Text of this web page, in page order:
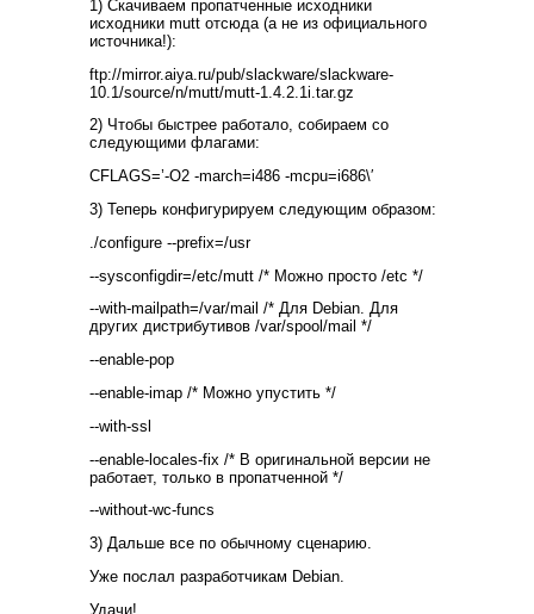
1) Скачиваем пропатченные исходники
исходники mutt отсюда (а не из официального
источника!):
ftp://mirror.aiya.ru/pub/slackware/slackware-
10.1/source/n/mutt/mutt-1.4.2.1i.tar.gz
2) Чтобы быстрее работало, собираем со
следующими флагами:
CFLAGS=’-O2 -march=i486 -mcpu=i686\′
3) Теперь конфигурируем следующим образом:
./configure --prefix=/usr
--sysconfigdir=/etc/mutt /* Можно просто /etc */
--with-mailpath=/var/mail /* Для Debian. Для
других дистрибутивов /var/spool/mail */
--enable-pop
--enable-imap /* Можно упустить */
--with-ssl
--enable-locales-fix /* В оригинальной версии не
работает, только в пропатченной */
--without-wc-funcs
3) Дальше все по обычному сценарию.
Уже послал разработчикам Debian.
Удачи!